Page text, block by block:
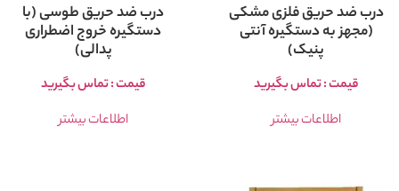
درب ضد حریق فلزی مشکی
(مجهز به دستگیره آنتی
پنیک)
قیمت : تماس بگیرید
اطلاعات بیشتر
درب ضد حریق طوسی (با
دستگیره خروج اضطراری
پدالی)
قیمت : تماس بگیرید
اطلاعات بیشتر